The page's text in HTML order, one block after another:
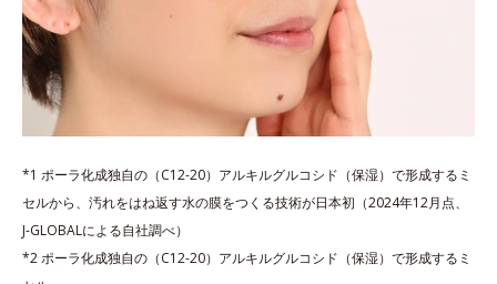
*1 ポーラ化成独自の（C12-20）アルキルグルコシド（保湿）で形成するミ
セルから、汚れをはね返す水の膜をつくる技術が日本初（2024年12月点、
J-GLOBALによる自社調べ）
*2 ポーラ化成独自の（C12-20）アルキルグルコシド（保湿）で形成するミ